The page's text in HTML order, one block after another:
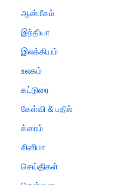
ஆன்மீகம்
இந்தியா
இலக்கியம்
உலகம்
கட்டுரை
கேள்வி & பதில்
க்ரைம்
சினிமா
செய்திகள்